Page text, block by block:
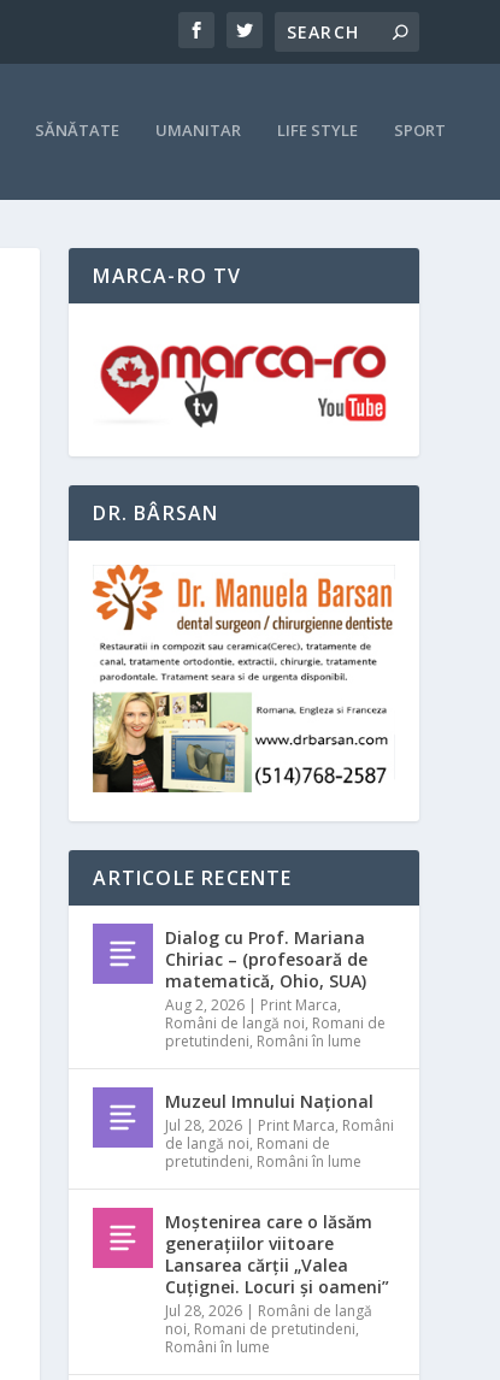
SĂNĂTATE UMANITAR LIFE STYLE SPORT
MARCA-RO TV
DR. BÂRSAN
ARTICOLE RECENTE
Dialog cu Prof. Mariana
Chiriac – (profesoară de
matematică, Ohio, SUA)
Aug 2, 2026 | Print Marca,
Români de langă noi, Romani de
pretutindeni, Români în lume
Muzeul Imnului Național
Jul 28, 2026 | Print Marca, Români
de langă noi, Romani de
pretutindeni, Români în lume
Moștenirea care o lăsăm
generațiilor viitoare
Lansarea cărții „Valea
Cuțignei. Locuri și oameni”
Jul 28, 2026 | Români de langă
noi, Romani de pretutindeni,
Români în lume